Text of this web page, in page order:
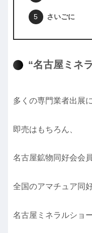
さいごに
“名古屋ミネ
多くの専門業者出展
即売はもちろん、
名古屋鉱物同好会会員
全国のアマチュア同
名古屋ミネラルショ